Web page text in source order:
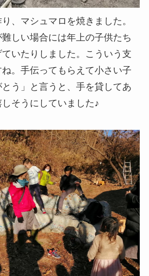
、マシュマロを焼きました。
しい場合には年上の子供たち
いたりしました。こういう支
。手伝ってもらえて小さい子
う」と言うと、手を貸してあ
そうにしていました♪